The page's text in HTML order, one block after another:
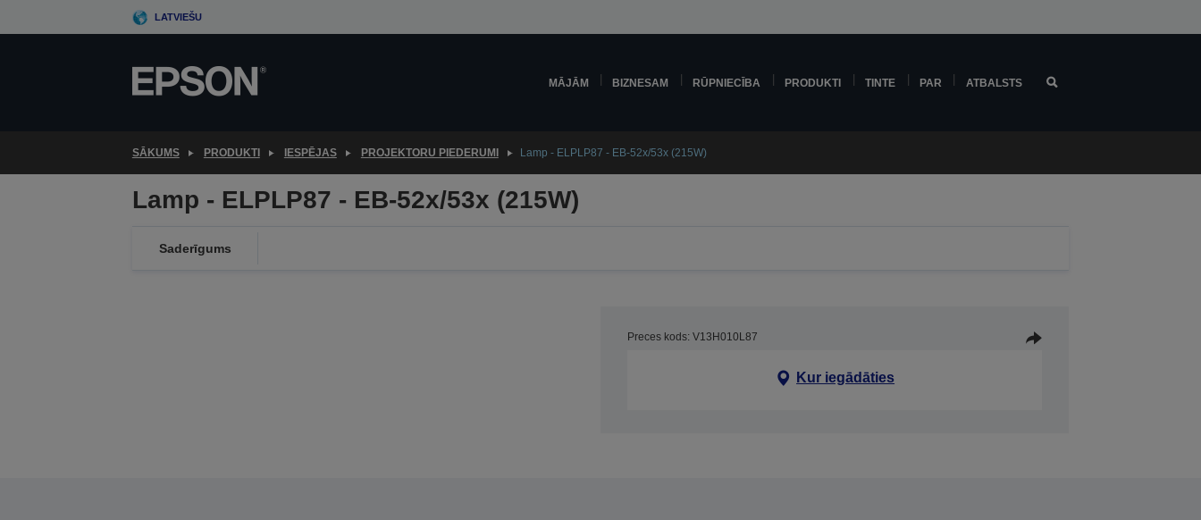
to
LATVIEŠU
MĀJĀM BIZNESAM RŪPNIECĪBA PRODUKTI TINTE PAR ATBALSTS
SĀKUMS PRODUKTI IESPĒJAS PROJEKTORU PIEDERUMI Lamp - ELPLP87 - EB-52x/53x (215W)
Lamp - ELPLP87 - EB-52x/53x (215W)
Saderīgums
Preces kods: V13H010L87
Kur iegādāties